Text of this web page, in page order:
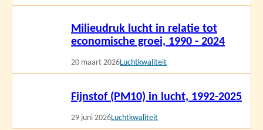
Milieudruk lucht in relatie tot
economische groei, 1990 - 2024
20 maart 2026Luchtkwaliteit
Fijnstof (PM10) in lucht, 1992-2025
29 juni 2026Luchtkwaliteit